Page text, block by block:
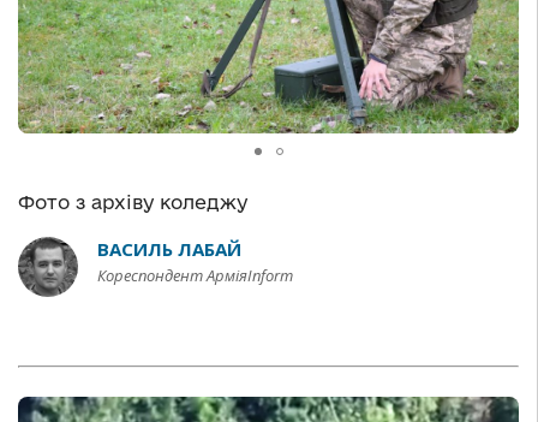
Фото з архіву коледжу
ВАСИЛЬ ЛАБАЙ
Кореспондент АрміяInform